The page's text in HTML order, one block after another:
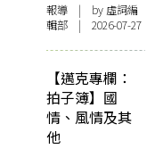
報導 | by 虛詞編
輯部 | 2026-07-27
【邁克專欄：
拍子簿】國
情、風情及其
他